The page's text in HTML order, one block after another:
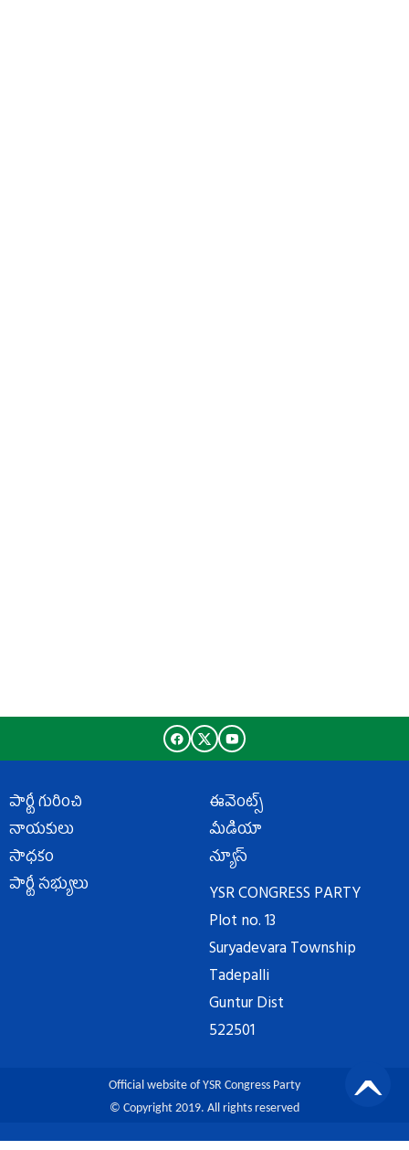
పార్టీ గురించి
నాయకులు
సాధకం
పార్టీ సభ్యులు
ఈవెంట్స్
మీడియా
న్యూస్
YSR CONGRESS PARTY
Plot no. 13
Suryadevara Township
Tadepalli
Guntur Dist
522501
Official website of YSR Congress Party
© Copyright 2019. All rights reserved